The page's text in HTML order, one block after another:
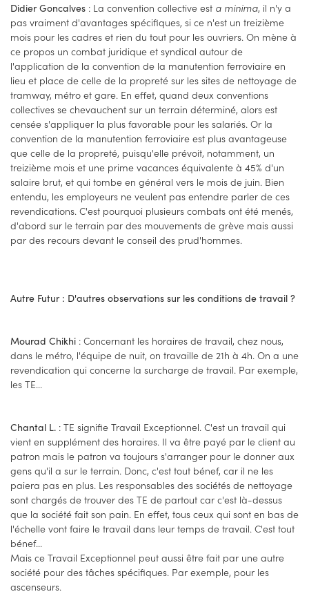
Didier Goncalves : La convention collective est a minima, il n'y a
pas vraiment d'avantages spécifiques, si ce n'est un treizième
mois pour les cadres et rien du tout pour les ouvriers. On mène à
ce propos un combat juridique et syndical autour de
l'application de la convention de la manutention ferroviaire en
lieu et place de celle de la propreté sur les sites de nettoyage de
tramway, métro et gare. En effet, quand deux conventions
collectives se chevauchent sur un terrain déterminé, alors est
censée s'appliquer la plus favorable pour les salariés. Or la
convention de la manutention ferroviaire est plus avantageuse
que celle de la propreté, puisqu'elle prévoit, notamment, un
treizième mois et une prime vacances équivalente à 45% d'un
salaire brut, et qui tombe en général vers le mois de juin. Bien
entendu, les employeurs ne veulent pas entendre parler de ces
revendications. C'est pourquoi plusieurs combats ont été menés,
d'abord sur le terrain par des mouvements de grève mais aussi
par des recours devant le conseil des prud'hommes.
Autre Futur : D'autres observations sur les conditions de travail ?
Mourad Chikhi : Concernant les horaires de travail, chez nous,
dans le métro, l'équipe de nuit, on travaille de 21h à 4h. On a une
revendication qui concerne la surcharge de travail. Par exemple,
les TE...
Chantal L. : TE signifie Travail Exceptionnel. C'est un travail qui
vient en supplément des horaires. Il va être payé par le client au
patron mais le patron va toujours s'arranger pour le donner aux
gens qu'il a sur le terrain. Donc, c'est tout bénef, car il ne les
paiera pas en plus. Les responsables des sociétés de nettoyage
sont chargés de trouver des TE de partout car c'est là-dessus
que la société fait son pain. En effet, tous ceux qui sont en bas de
l'échelle vont faire le travail dans leur temps de travail. C'est tout
bénef...
Mais ce Travail Exceptionnel peut aussi être fait par une autre
société pour des tâches spécifiques. Par exemple, pour les
ascenseurs.